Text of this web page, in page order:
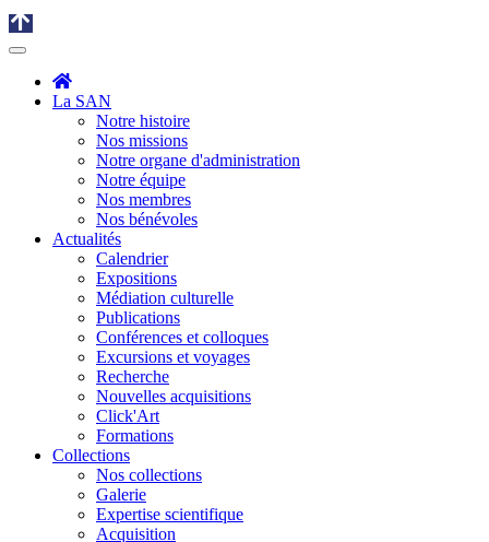
La SAN
Notre histoire
Nos missions
Notre organe d'administration
Notre équipe
Nos membres
Nos bénévoles
Actualités
Calendrier
Expositions
Médiation culturelle
Publications
Conférences et colloques
Excursions et voyages
Recherche
Nouvelles acquisitions
Click'Art
Formations
Collections
Nos collections
Galerie
Expertise scientifique
Acquisition